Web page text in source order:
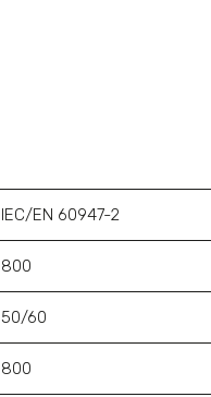
IEC/EN 60947-2
800
50/60
800